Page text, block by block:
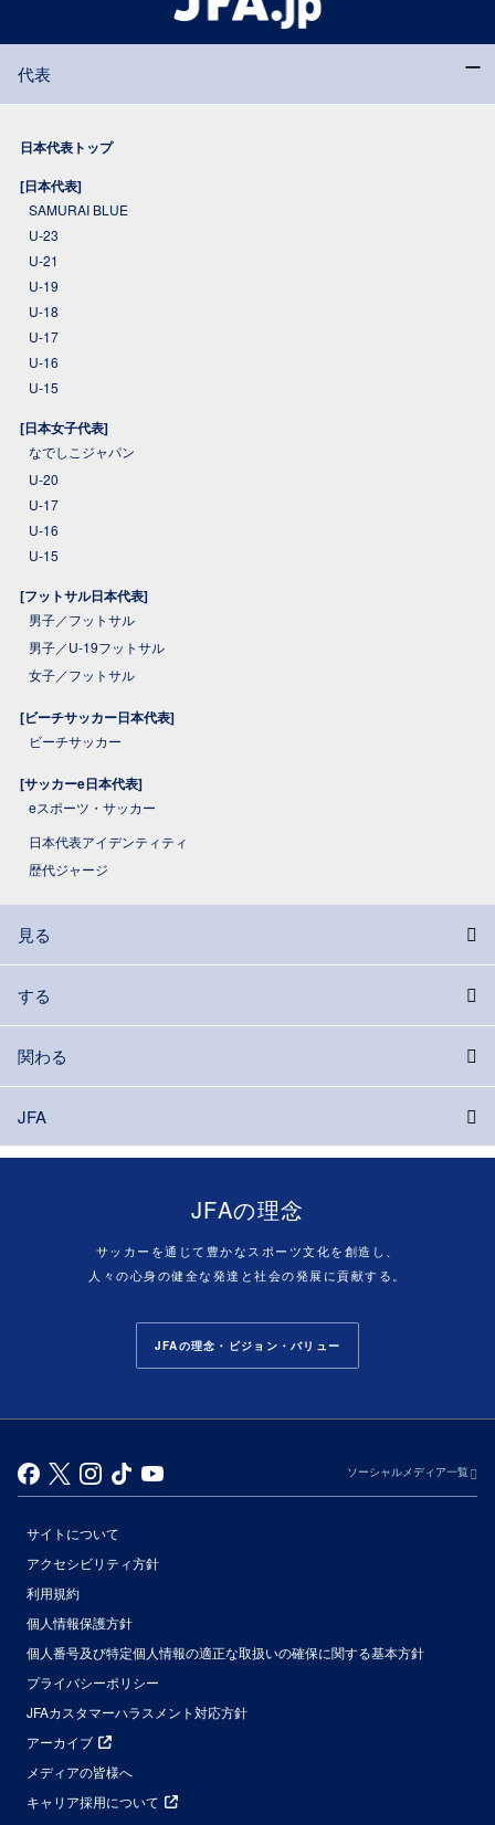
代表
日本代表トップ
[日本代表]
SAMURAI BLUE
U-23
U-21
U-19
U-18
U-17
U-16
U-15
[日本女子代表]
なでしこジャパン
U-20
U-17
U-16
U-15
[フットサル日本代表]
男子／フットサル
男子／U-19フットサル
女子／フットサル
[ビーチサッカー日本代表]
ビーチサッカー
[サッカーe日本代表]
eスポーツ・サッカー
日本代表アイデンティティ
歴代ジャージ
見る
する
関わる
JFA
JFAの理念
サッカーを通じて豊かなスポーツ文化を創造し、
人々の心身の健全な発達と社会の発展に貢献する。
JFAの理念・ビジョン・バリュー
ソーシャルメディア一覧
サイトについて
アクセシビリティ方針
利用規約
個人情報保護方針
個人番号及び特定個人情報の適正な取扱いの確保に関する基本方針
プライバシーポリシー
JFAカスタマーハラスメント対応方針
アーカイブ
メディアの皆様へ
キャリア採用について